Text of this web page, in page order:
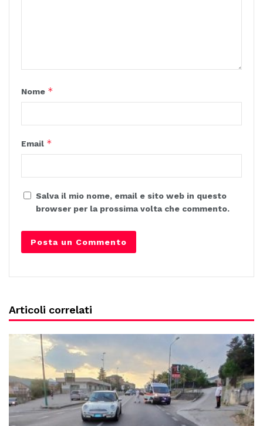
Nome *
Email *
Salva il mio nome, email e sito web in questo
browser per la prossima volta che commento.
Articoli correlati